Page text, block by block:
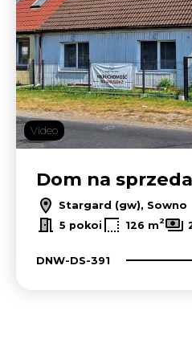
Video
Dom na
Stargard (gw), Sowno
5 pokoi 126 m2
DNW-DS-391